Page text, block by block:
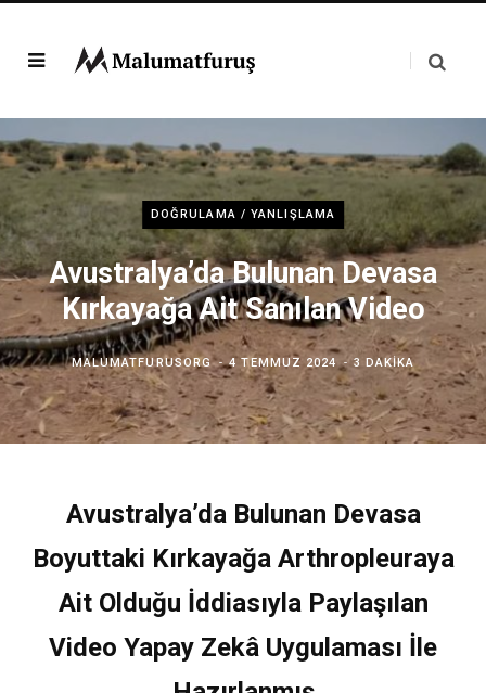
DOĞRULAMA / YANLIŞLAMA
Avustralya’da Bulunan Devasa
Kırkayağa Ait Sanılan Video
MALUMATFURUSORG 4 TEMMUZ 2024 3 DAKIKA
Avustralya’da Bulunan Devasa
Boyuttaki Kırkayağa Arthropleuraya
Ait Olduğu İddiasıyla Paylaşılan
Video Yapay Zekâ Uygulaması İle